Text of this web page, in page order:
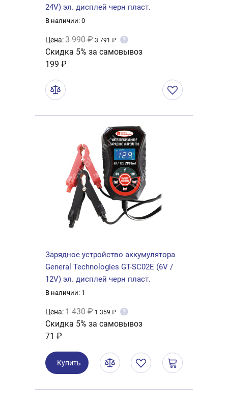
24V) эл. дисплей черн пласт.
В наличии: 0
Цена:3 990 ₽ 3 791 ₽ ?
Скидка 5% за самовывоз
199 ₽
Зарядное устройство аккумулятора
General Technologies GT-SC02E (6V /
12V) эл. дисплей черн пласт.
В наличии: 1
Цена:1 430 ₽ 1 359 ₽ ?
Скидка 5% за самовывоз
71 ₽
Купить